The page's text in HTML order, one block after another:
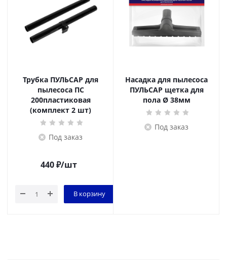
Трубка ПУЛЬСАР для
пылесоса ПС
200пластиковая
(комплект 2 шт)
Под заказ
440₽/шт
В корзину
Насадка для пылесоса
ПУЛЬСАР щетка для
пола Ø 38мм
Под заказ